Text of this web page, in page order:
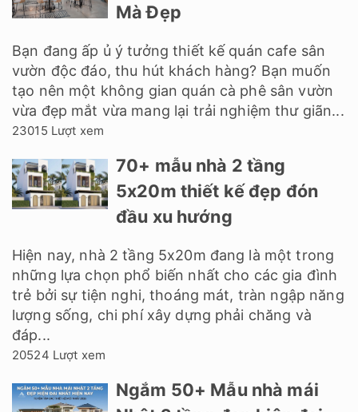
Mà Đẹp
Bạn đang ấp ủ ý tưởng thiết kế quán cafe sân
vườn độc đáo, thu hút khách hàng? Bạn muốn
tạo nên một không gian quán cà phê sân vườn
vừa đẹp mắt vừa mang lại trải nghiệm thư giãn...
23015 Lượt xem
70+ mẫu nhà 2 tầng
5x20m thiết kế đẹp đón
đầu xu hướng
Hiện nay, nhà 2 tầng 5x20m đang là một trong
những lựa chọn phổ biến nhất cho các gia đình
trẻ bởi sự tiện nghi, thoáng mát, tràn ngập năng
lượng sống, chi phí xây dựng phải chăng và
đáp...
20524 Lượt xem
Ngắm 50+ Mẫu nhà mái